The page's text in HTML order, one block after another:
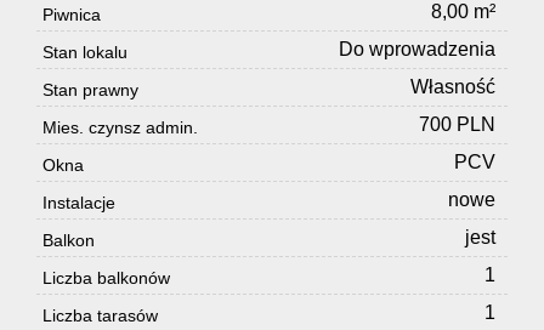
Piwnica 8,00 m²
Stan lokalu Do wprowadzenia
Stan prawny Własność
Mies. czynsz admin. 700 PLN
Okna PCV
Instalacje nowe
Balkon jest
Liczba balkonów 1
Liczba tarasów 1